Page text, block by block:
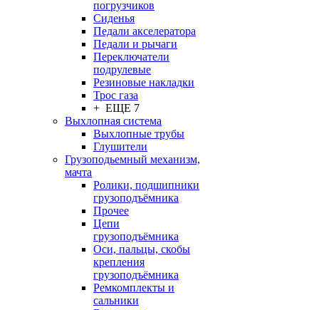
погрузчиков
Сиденья
Педали акселератора
Педали и рычаги
Переключатели
подрулевые
Резиновые накладки
Трос газа
+ ЕЩЕ 7
Выхлопная система
Выхлопные трубы
Глушители
Грузоподьемный механизм,
мачта
Ролики, подшипники
грузоподъёмника
Прочее
Цепи
грузоподъёмника
Оси, пальцы, скобы
крепления
грузоподъёмника
Ремкомплекты и
сальники